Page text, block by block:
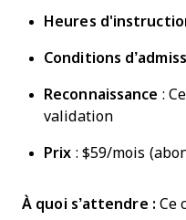
Heures
Conditions
Reconnaissance :
validation
Prix : $59/mois
À quoi s’attendre : Ce